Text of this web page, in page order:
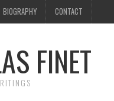
BIOGRAPHY CONTACT
FINET